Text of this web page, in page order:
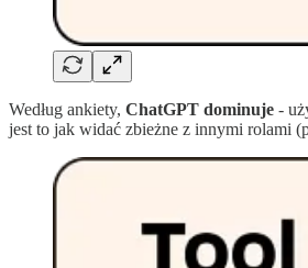
Według ankiety, ChatGPT dominuje -
jest to jak widać zbieżne z innymi rolami